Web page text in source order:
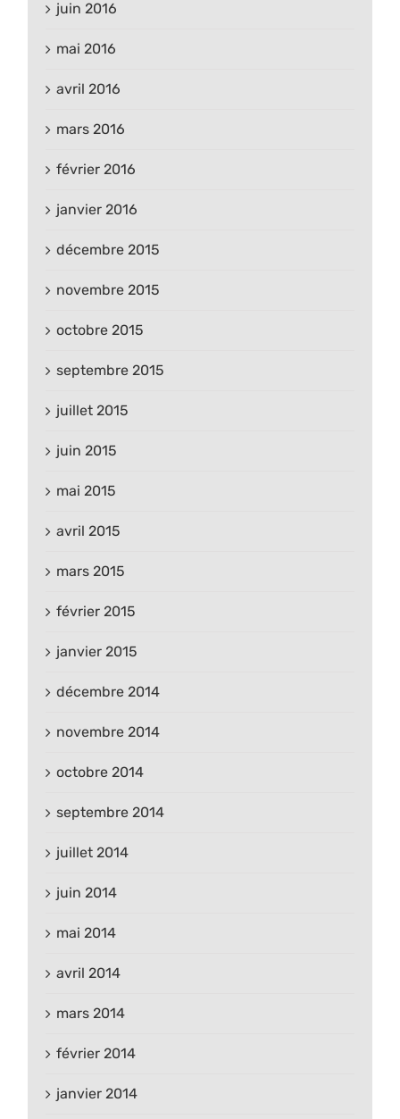
juin 2016
mai 2016
avril 2016
mars 2016
février 2016
janvier 2016
décembre 2015
novembre 2015
octobre 2015
septembre 2015
juillet 2015
juin 2015
mai 2015
avril 2015
mars 2015
février 2015
janvier 2015
décembre 2014
novembre 2014
octobre 2014
septembre 2014
juillet 2014
juin 2014
mai 2014
avril 2014
mars 2014
février 2014
janvier 2014